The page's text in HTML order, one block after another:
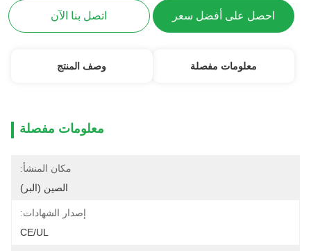
احصل على أفضل سعر اتصل بنا الآن
معلومات مفصلة وصف المنتج
معلومات مفصلة
مكان المنشأ:
الصين (البر)
إصدار الشهادات:
CE/UL